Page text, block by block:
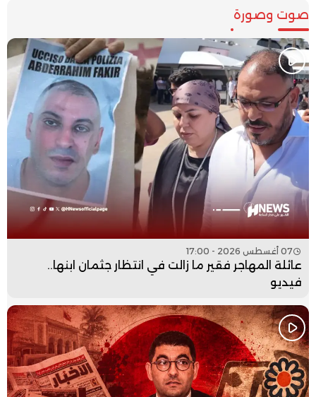
صوت وصورة
07 أغسطس 2026 - 17:00
عائلة المهاجر فقير ما زالت في انتظار جثمان ابنها..
فيديو